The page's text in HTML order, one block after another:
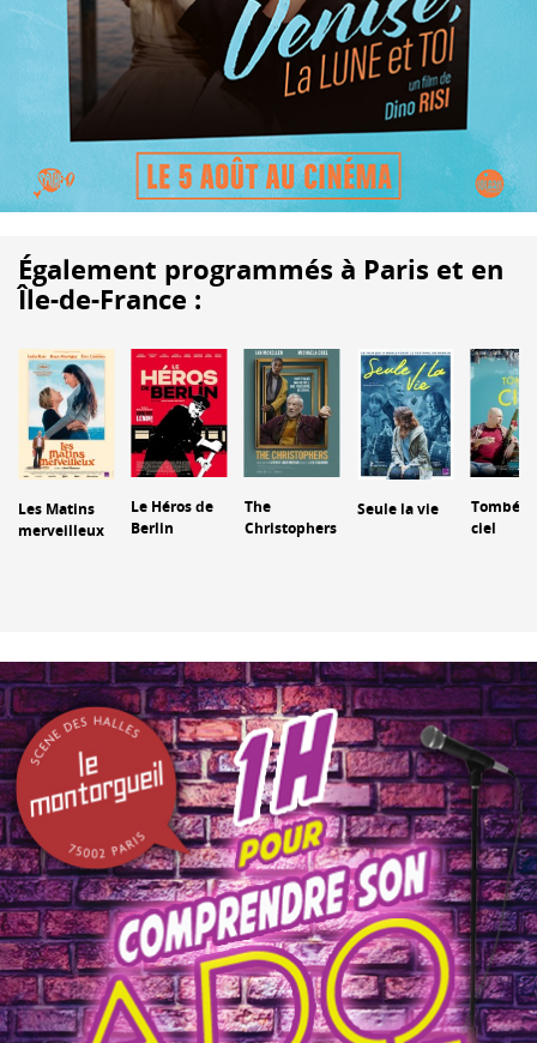
Également programmés à Paris et en
Île-de-France :
Les Matins
merveilleux
Le Héros de
Berlin
The
Christophers
Seule la vie
Tombé
ciel